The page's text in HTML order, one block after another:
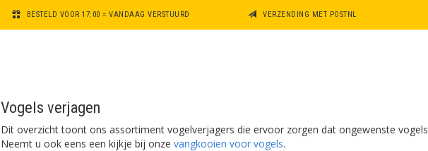
BESTELD VOOR 17:00 = VANDAAG VERSTUURD VERZENDING MET POSTNL
Vogels verjagen
Dit overzicht toont ons assortiment vogelverjagers die ervoor zorgen dat ongewenste
Neemt u ook eens een kijkje bij onze vangkooien voor vogels.